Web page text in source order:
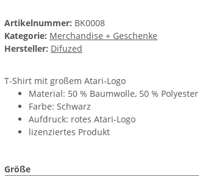
Artikelnummer: BK0008
Kategorie: Merchandise + Geschenke
Hersteller: Difuzed
T-Shirt mit großem Atari-Logo
Material: 50 % Baumwolle, 50 % Polyester
Farbe: Schwarz
Aufdruck: rotes Atari-Logo
lizenziertes Produkt
Größe